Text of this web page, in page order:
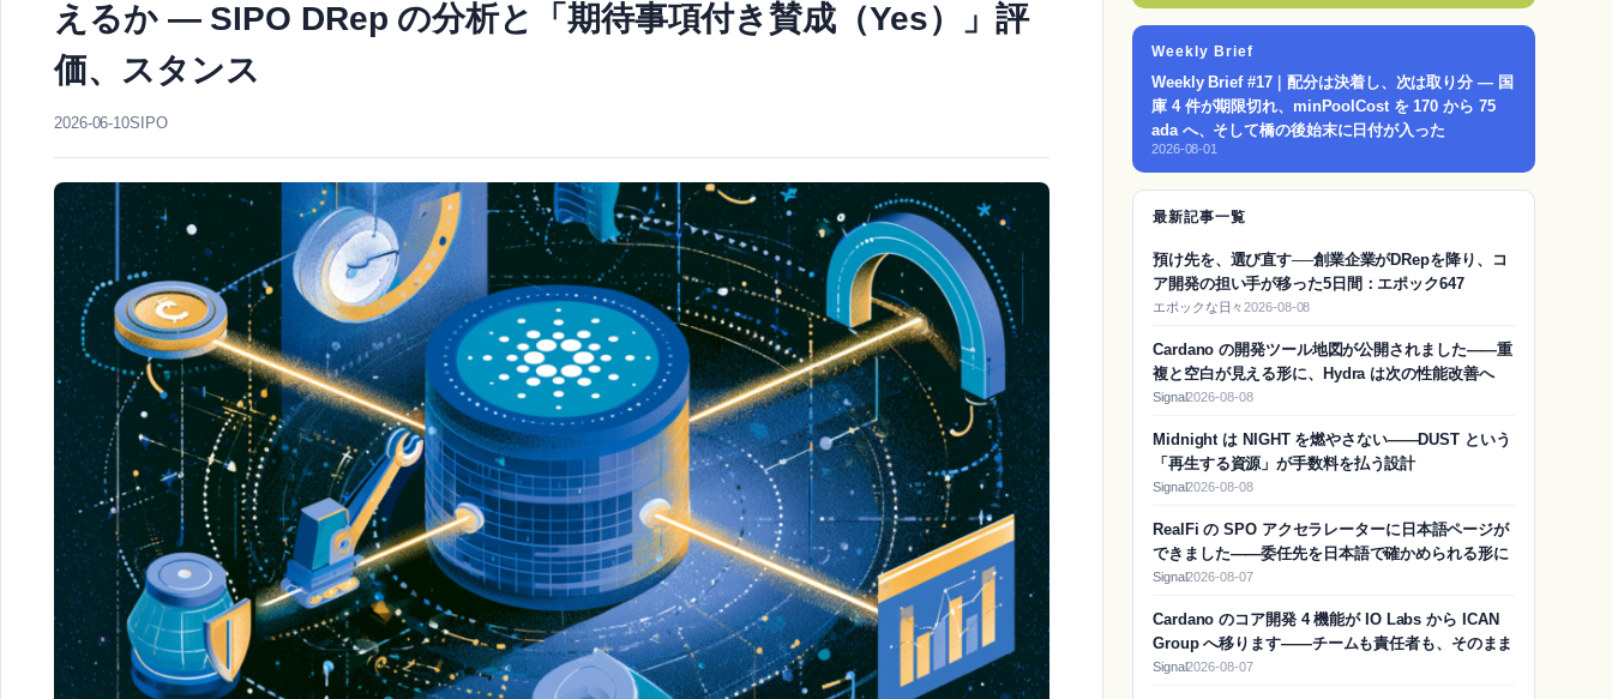
えるか ― SIPO DRep の分析と「期待事項付き賛成（Yes）」評
価、スタンス
2026-06-10SIPO
Weekly Brief
Weekly Brief #17｜配分は決着し、次は取り分 — 国
庫 4 件が期限切れ、minPoolCost を 170 から 75
ada へ、そして橋の後始末に日付が入った
2026-08-01
最新記事一覧
預け先を、選び直す──創業企業がDRepを降り、コ
ア開発の担い手が移った5日間：エポック647
エポックな日々2026-08-08
Cardano の開発ツール地図が公開されました——重
複と空白が見える形に、Hydra は次の性能改善へ
Signal2026-08-08
Midnight は NIGHT を燃やさない——DUST という
「再生する資源」が手数料を払う設計
Signal2026-08-08
RealFi の SPO アクセラレーターに日本語ページが
できました——委任先を日本語で確かめられる形に
Signal2026-08-07
Cardano のコア開発 4 機能が IO Labs から ICAN
Group へ移ります——チームも責任者も、そのまま
Signal2026-08-07